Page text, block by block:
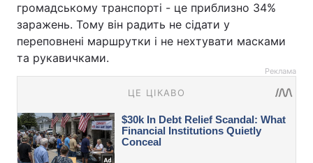
громадському транспорті - це приблизно 34%
заражень. Тому він радить не сідати у
переповнені маршрутки і не нехтувати масками
та рукавичками.
Реклама